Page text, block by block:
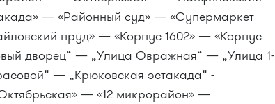
— «Районный суд» — «Супермаркет
пруд» — «Корпус 1602» — «Корпус
дворец“ — „Улица Овражная“ — „Улица 1-
— „Крюковская эстакада“ -
— «12 микрорайон» —